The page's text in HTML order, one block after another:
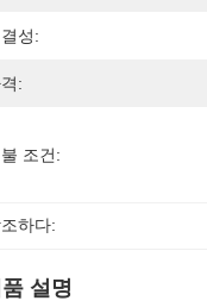
성:
:
조건:
하다:
설명